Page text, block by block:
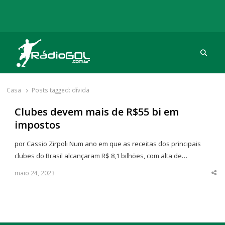
Rádio Gol
Há mais de 20 anos com as melhores coberturas
Casa Posts tagged: dívida
Clubes devem mais de R$55 bi em
impostos
por Cassio Zirpoli Num ano em que as receitas dos principais
clubes do Brasil alcançaram R$ 8,1 bilhões, com alta de…
maio 24, 2023